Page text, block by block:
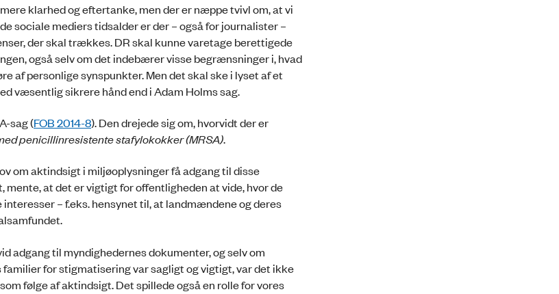
klarhed og eftertanke, men der er næppe tvivl om, at vi
sociale mediers tidsalder er der – også for journalister –
der skal trækkes. DR skal kunne varetage berettigede
også selv om det indebærer visse begrænsninger i, hvad
personlige synspunkter. Men det skal ske i lyset af et
væsentlig sikrere hånd end i Adam Holms sag.
sag (FOB 2014-8). Den drejede sig om, hvorvidt der er
penicillinresistente stafylokokker (MRSA).
om aktindsigt i miljøoplysninger få adgang til disse
at det er vigtigt for offentligheden at vide, hvor de
– f.eks. hensynet til, at landmændene og deres
adgang til myndighedernes dokumenter, og selv om
for stigmatisering var sagligt og vigtigt, var det ikke
følge af aktindsigt. Det spillede også en rolle for vores